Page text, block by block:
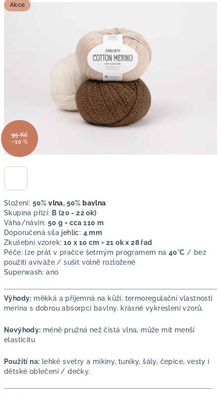
Složení: 50%vlna, 50% bavlna
Skupina přízí: B (20 - 22 ok)
Váha/návin: 50 g = cca 110 m
Doporučená síla jehlic: 4 mm
Zkušební vzorek: 10 x 10 cm = 21 ok x 28 řad
Péče: lze prát v pračce šetrným programem na 40°C / bez
použití aviváže / sušit volně rozložené
Superwash: ano
Výhody: měkká a příjemná na kůži, termoregulační vlastnosti
merina s dobrou absorpcí bavlny, krásné vykreslení vzorů,
Nevýhody: méně pružná než čistá vlna, může mít menší
elasticitu
Použití na: lehké svetry a mikiny, tuniky, šály, čepice, vesty i
dětské oblečení / dečky.
hvězdiček.
Akce
95 Kč
–10 %